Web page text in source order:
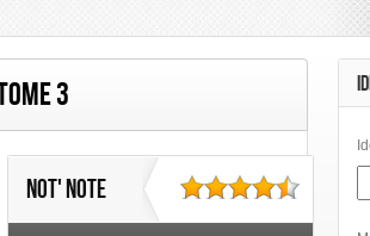
Panini
3
Not' note